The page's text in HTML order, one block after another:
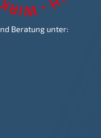
Beratung unter: